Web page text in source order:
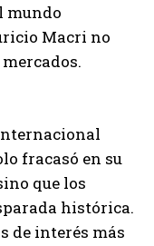
mundo
Macri no
fracasó en su
que los
histórica.
de interés más